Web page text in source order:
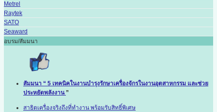
Metrel
Raytek
SATO
Seaward
อบรม/สัมมนา
สัมมนา “ 5 เทคนิคในงานบำรุงรักษาเครื่องจักรในงานอุตสาหกรรม และช่วย
ประหยัดพลังงาน ”
สาธิตเครื่องจริงถึงที่ทำงาน พร้อมรับสิทธิ์พิเศษ